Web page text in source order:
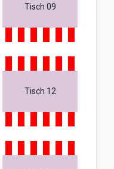
Tisch 09
Tisch 12